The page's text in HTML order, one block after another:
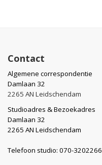
Contact
Algemene correspondentie
Damlaan 32
2265 AN Leidschendam
Studioadres & Bezoekadres
Damlaan 32
2265 AN Leidschendam
Telefoon studio: 070-3202266